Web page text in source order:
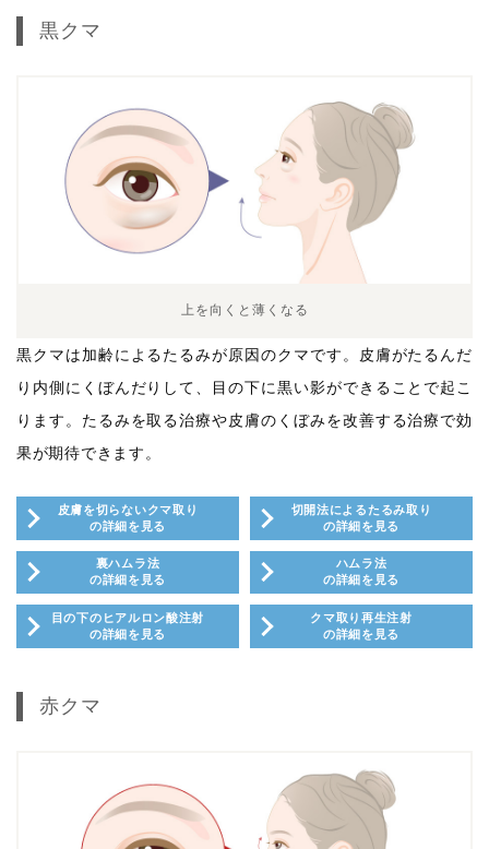
黒クマ
上を向くと薄くなる
黒クマは加齢によるたるみが原因のクマです。皮膚がたるんだ
り内側にくぼんだりして、目の下に黒い影ができることで起こ
ります。たるみを取る治療や皮膚のくぼみを改善する治療で効
果が期待できます。
皮膚を切らないクマ取り
の詳細を見る
切開法によるたるみ取り
の詳細を見る
裏ハムラ法
の詳細を見る
ハムラ法
の詳細を見る
目の下のヒアルロン酸注射
の詳細を見る
クマ取り再生注射
の詳細を見る
赤クマ